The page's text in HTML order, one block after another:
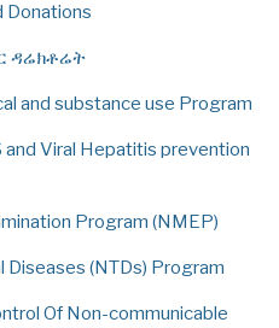
Donations
ዳሬክቶሬት
and substance use Program
Viral Hepatitis prevention
Program (NMEP)
(NTDs) Program
Of Non-communicable